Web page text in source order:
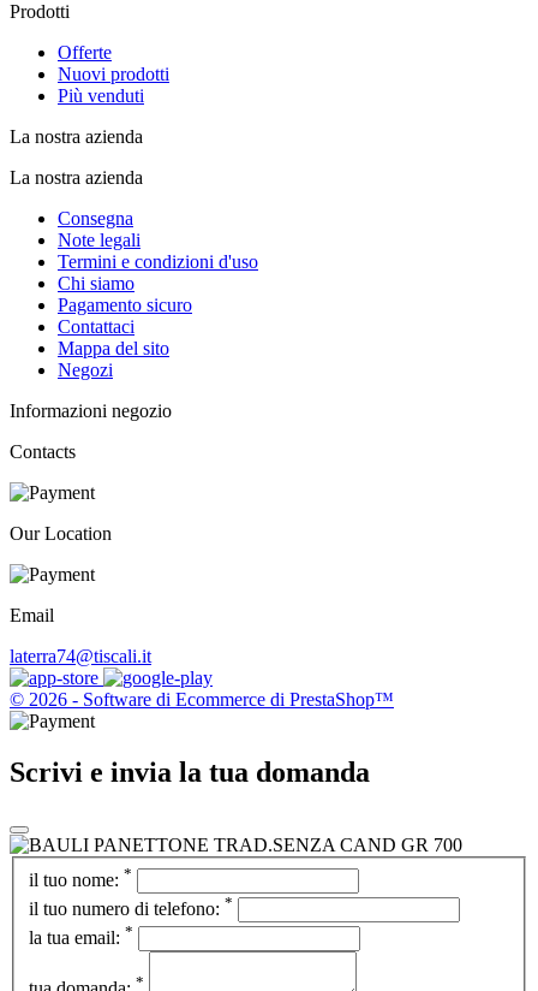
Prodotti
Offerte
Nuovi prodotti
Più venduti
La nostra azienda
La nostra azienda
Consegna
Note legali
Termini e condizioni d'uso
Chi siamo
Pagamento sicuro
Contattaci
Mappa del sito
Negozi
Informazioni negozio
Contacts
Our Location
Email
laterra74@tiscali.it
© 2026 - Software di Ecommerce di PrestaShop™
Scrivi e invia la tua domanda
il tuo nome: *
il tuo numero di telefono: *
la tua email: *
*